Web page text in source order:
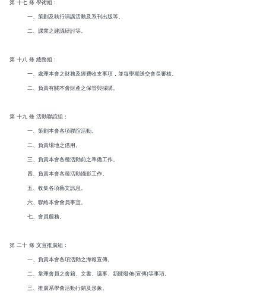
第 十七 條 學術組：
一、策劃及執行演講活動及系刊出版等。
二、課業之建議研討等。
第 十八 條 總務組：
一、處理本會之財務及經費收支事項，並每學期送交會長審核。
二、負責有關本會財產之保管與採購。
第 十九 條 活動聯誼組：
一、策劃本會各項聯誼活動。
二、負責場地之借用。
三、負責本會各種活動前之準備工作。
四、負責本會各種活動攝影工作。
五、收集各項藝文訊息。
六、聯絡本會會員事宜。
七、會員服務。
第 二十 條 文宣推廣組：
一、負責本會各項活動之海報宣傳。
二、掌理會員之會籍、文書、議事、新聞發佈(宣傳)等事項。
三、推廣系學會活動行銷及形象。